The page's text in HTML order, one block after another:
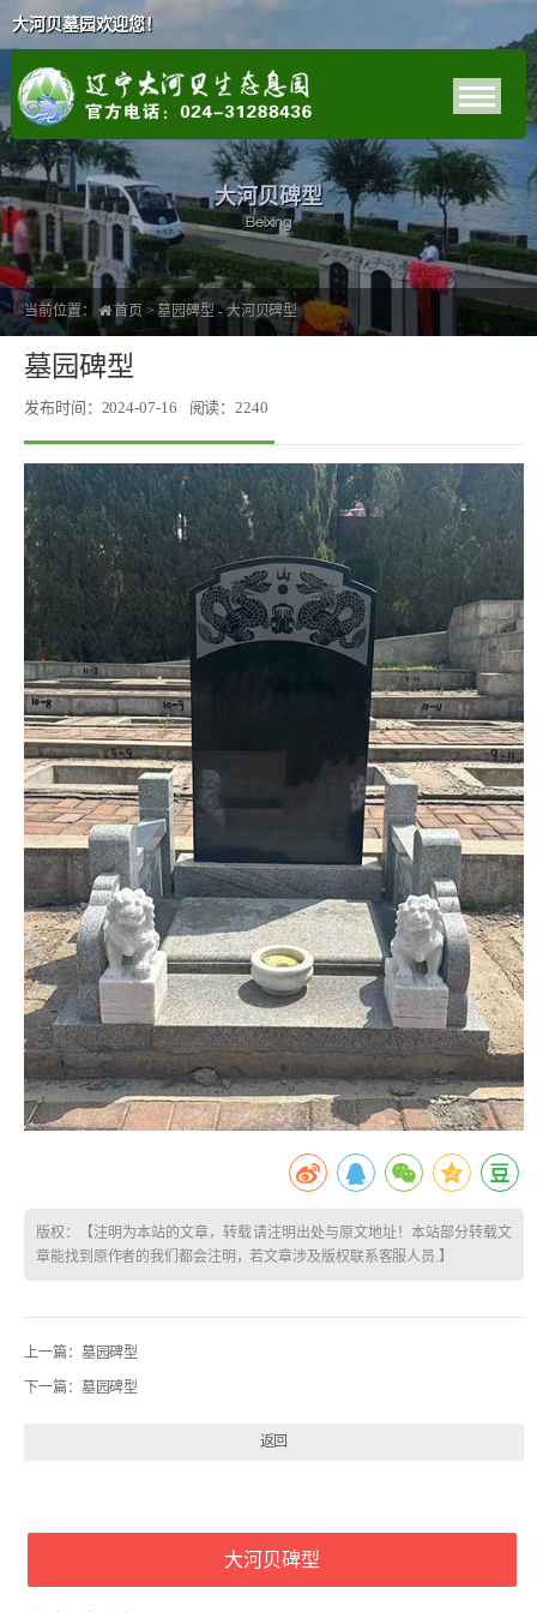
大河贝墓园欢迎您！
大河贝碑型
Beixing
当前位置： 首页 >墓园碑型 -大河贝碑型
墓园碑型
发布时间：2024-07-16 阅读：2240
版权：【注明为本站的文章，转载请注明出处与原文地址！本站部分转载文
章能找到原作者的我们都会注明，若文章涉及版权联系客服人员.】
上一篇： 墓园碑型
下一篇： 墓园碑型
返回
大河贝碑型